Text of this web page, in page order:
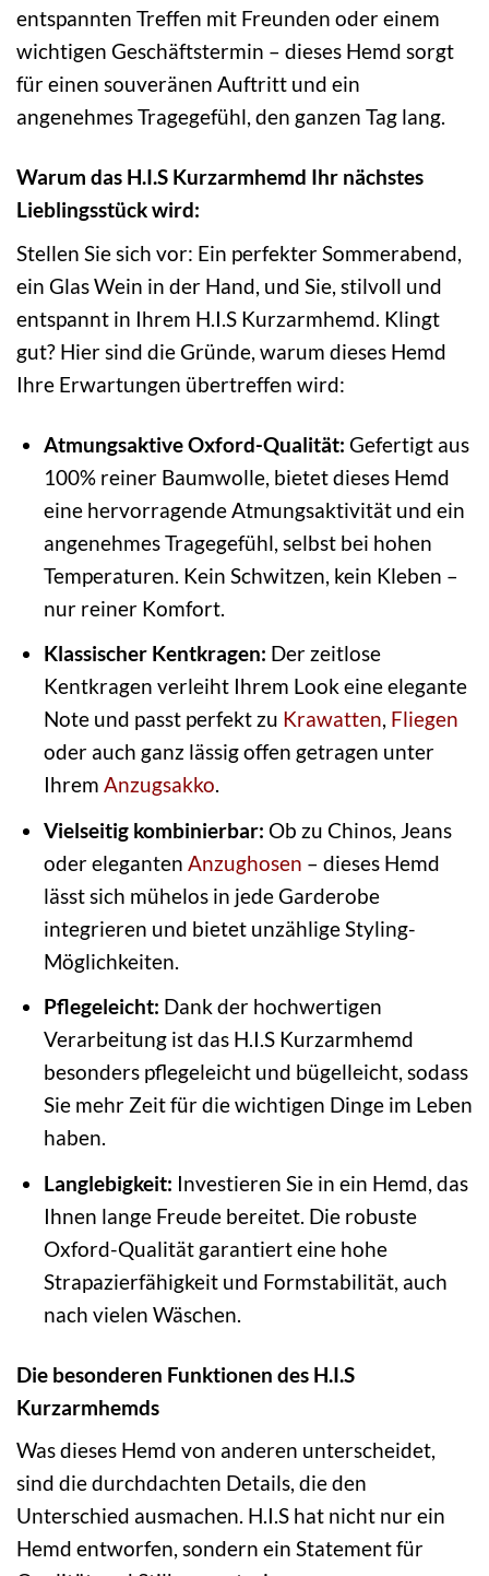
entspannten Treffen mit Freunden oder einem
wichtigen Geschäftstermin – dieses Hemd sorgt
für einen souveränen Auftritt und ein
angenehmes Tragegefühl, den ganzen Tag lang.
Warum das H.I.S Kurzarmhemd Ihr nächstes
Lieblingsstück wird:
Stellen Sie sich vor: Ein perfekter Sommerabend,
ein Glas Wein in der Hand, und Sie, stilvoll und
entspannt in Ihrem H.I.S Kurzarmhemd. Klingt
gut? Hier sind die Gründe, warum dieses Hemd
Ihre Erwartungen übertreffen wird:
Atmungsaktive Oxford-Qualität: Gefertigt aus
100% reiner Baumwolle, bietet dieses Hemd
eine hervorragende Atmungsaktivität und ein
angenehmes Tragegefühl, selbst bei hohen
Temperaturen. Kein Schwitzen, kein Kleben –
nur reiner Komfort.
Klassischer Kentkragen: Der zeitlose
Kentkragen verleiht Ihrem Look eine elegante
Note und passt perfekt zu Krawatten, Fliegen
oder auch ganz lässig offen getragen unter
Ihrem Anzugsakko.
Vielseitig kombinierbar: Ob zu Chinos, Jeans
oder eleganten Anzughosen – dieses Hemd
lässt sich mühelos in jede Garderobe
integrieren und bietet unzählige Styling-
Möglichkeiten.
Pflegeleicht: Dank der hochwertigen
Verarbeitung ist das H.I.S Kurzarmhemd
besonders pflegeleicht und bügelleicht, sodass
Sie mehr Zeit für die wichtigen Dinge im Leben
haben.
Langlebigkeit: Investieren Sie in ein Hemd, das
Ihnen lange Freude bereitet. Die robuste
Oxford-Qualität garantiert eine hohe
Strapazierfähigkeit und Formstabilität, auch
nach vielen Wäschen.
Die besonderen Funktionen des H.I.S
Kurzarmhemds
Was dieses Hemd von anderen unterscheidet,
sind die durchdachten Details, die den
Unterschied ausmachen. H.I.S hat nicht nur ein
Hemd entworfen, sondern ein Statement für